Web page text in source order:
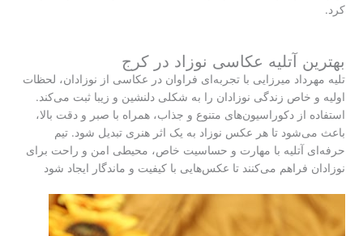
کرد.
بهترین آتلیه عکاسی نوزاد در کرج
تلیه مهرداد میرزایی با تجربه‌ای فراوان در عکاسی از نوزادان، لحظات
اولیه و خاص زندگی نوزادان را به شکلی دلنشین و زیبا ثبت می‌کند.
استفاده از دکوراسیون‌های متنوع و جذاب، همراه با صبر و دقت بالا،
باعث می‌شود تا هر عکس نوزاد به یک اثر هنری تبدیل شود. تیم
حرفه‌ای آتلیه با مهارت و حساسیت خاص، محیطی امن و راحت برای
نوزادان فراهم می‌کنند تا عکس‌هایی با کیفیت و ماندگار ایجاد شود